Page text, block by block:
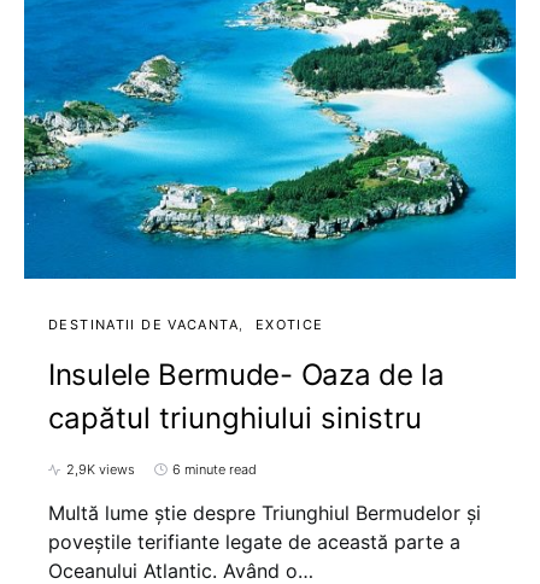
DESTINATII DE VACANTA EXOTICE
Insulele Bermude- Oaza de la
capătul triunghiului sinistru
2,9K views 6 minute read
Multă lume știe despre Triunghiul Bermudelor și
poveștile terifiante legate de această parte a
Oceanului Atlantic. Având o…